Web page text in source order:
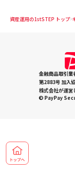
資産運用の1stSTEP トップ
金融商品取引業
第2883号 加入
株式会社が運営
© PayPay